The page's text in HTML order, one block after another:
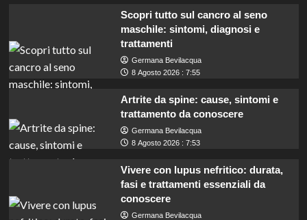
Scopri tutto sul cancro al seno
maschile: sintomi, diagnosi e
trattamenti
Germana Bevilacqua
8 Agosto 2026 : 7:55
Artrite da spine: cause, sintomi e
trattamento da conoscere
Germana Bevilacqua
8 Agosto 2026 : 7:53
Vivere con lupus nefritico: durata,
fasi e trattamenti essenziali da
conoscere
Germana Bevilacqua